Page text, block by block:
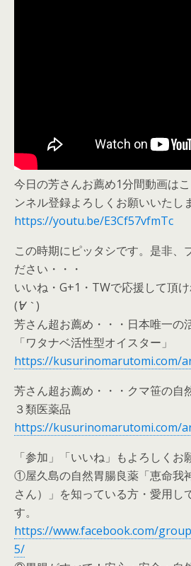
今日の芳さんお薦め1分間動画は
ンネル登録よろしくお願いいたし
https://youtu.be/E3Cf57vfmTc
この時期にピッタシです。是非、
ださい・・・
いいね・G+1・TWで応援して頂け
(´∀｀)
芳さん超お薦め・・・日本唯一の
「ワタナベ活性型オイスター」
https://kusurinomarutomi.com/
芳さん超お薦め・・・クマ笹の自
３類医薬品
https://kusurinomarutomi.com/
「参加」「いいね」もよろしくお
①屋久島の自然胃腸良薬「恵命我
さん）」を知っている方・愛用し
す。
https://www.facebook.com/
5/